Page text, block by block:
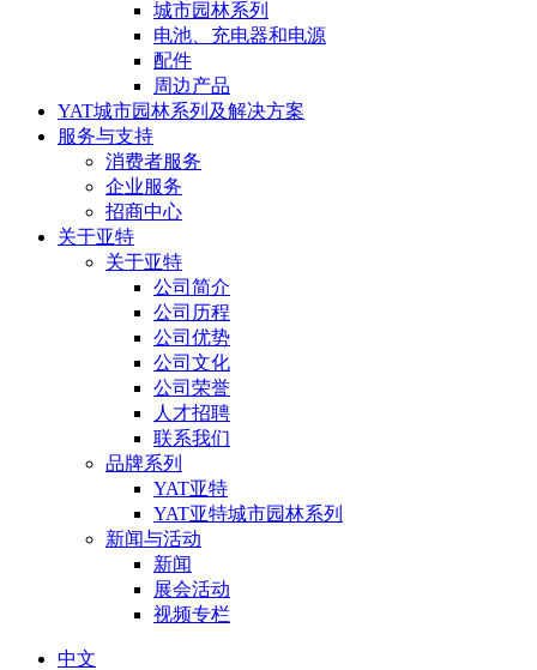
城市园林系列
电池、充电器和电源
配件
周边产品
YAT城市园林系列及解决方案
服务与支持
消费者服务
企业服务
招商中心
关于亚特
关于亚特
公司简介
公司历程
公司优势
公司文化
公司荣誉
人才招聘
联系我们
品牌系列
YAT亚特
YAT亚特城市园林系列
新闻与活动
新闻
展会活动
视频专栏
中文